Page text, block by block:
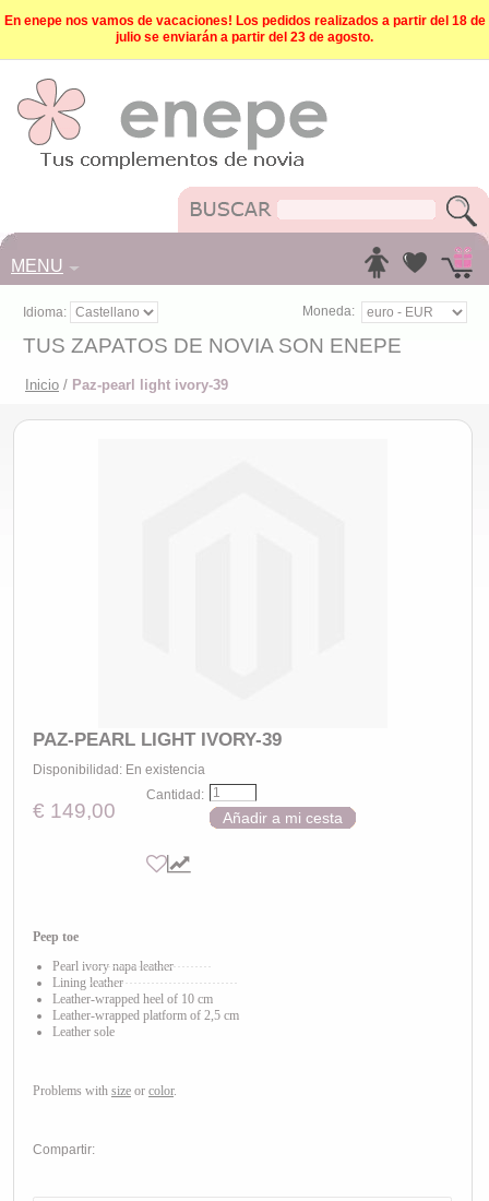
En enepe nos vamos de vacaciones! Los pedidos realizados a partir del 18 de
julio se enviarán a partir del 23 de agosto.
MENU
Idioma: Moneda:
TUS ZAPATOS DE NOVIA SON ENEPE
Inicio / Paz-pearl light ivory-39
PAZ-PEARL LIGHT IVORY-39
Disponibilidad: En existencia
€ 149,00
Cantidad:
Añadir a mi cesta
Peep toe
Pearl ivory napa leather
Lining leather
Leather-wrapped heel of 10 cm
Leather-wrapped platform of 2,5 cm
Leather sole
Problems with size or color.
Compartir: